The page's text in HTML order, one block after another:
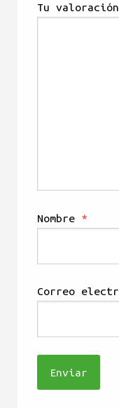
Tu valoración
Nombre *
Correo